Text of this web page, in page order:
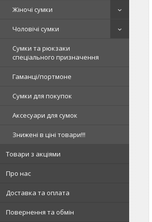
Жіночі сумки
Чоловічі сумки
Сумки та рюкзаки
спеціального призначення
Гаманці/портмоне
Сумки для покупок
Аксесуари для сумок
Знижені в ціні товари!!!
Товари з акціями
Про нас
Доставка та оплата
Повернення та обмін